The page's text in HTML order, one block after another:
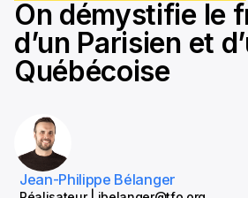
seconds
On démystifie le
d’un Parisien et
Québécoise
Jean-Philippe Bélanger